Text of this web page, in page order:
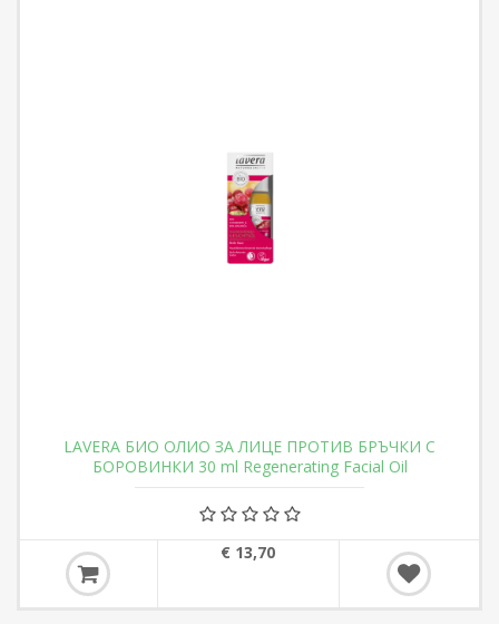
LAVERA БИО ОЛИО ЗА ЛИЦЕ ПРОТИВ БРЪЧКИ С
БОРОВИНКИ 30 ml Regenerating Facial Oil
€ 13,70